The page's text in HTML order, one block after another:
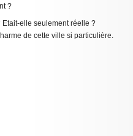
?
Etait-elle seulement réelle ?
de cette ville si particulière.